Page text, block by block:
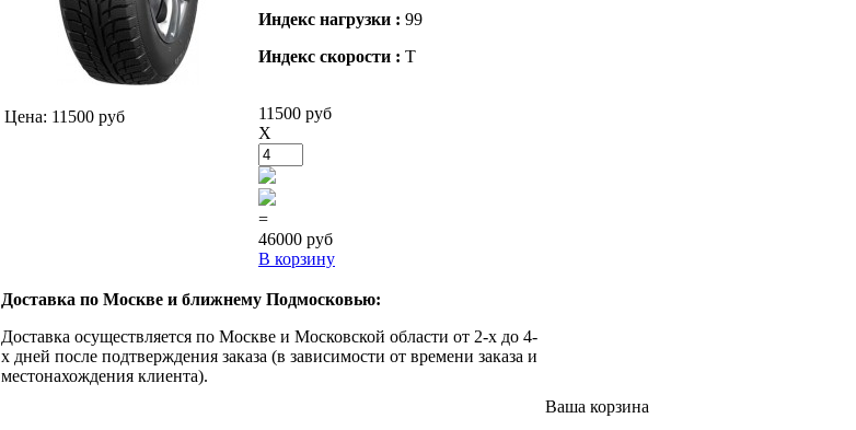
Цена: 11500 руб
Индекс нагрузки : 99
Индекс скорости : T
11500 руб
X
=
46000 руб
В корзину
Доставка по Москве и ближнему Подмосковью:
Доставка осуществляется по Москве и Московской области от 2-х до 4-
х дней после подтверждения заказа (в зависимости от времени заказа и
местонахождения клиента).
Ваша корзина